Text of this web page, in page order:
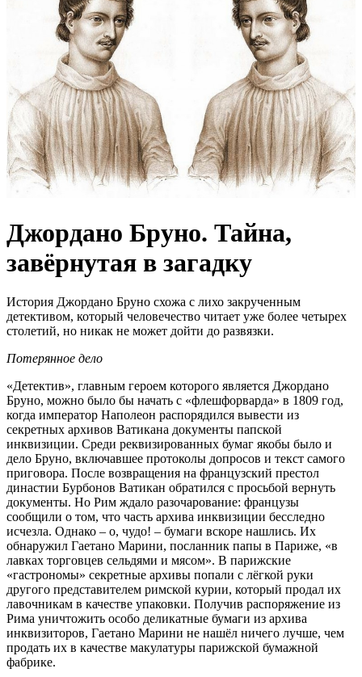
Джордано Бруно. Тайна,
завёрнутая в загадку
История Джордано Бруно схожа с лихо закрученным
детективом, который человечество читает уже более четырех
столетий, но никак не может дойти до развязки.
Потерянное дело
«Детектив», главным героем которого является Джордано
Бруно, можно было бы начать с «флешфорварда» в 1809 год,
когда император Наполеон распорядился вывести из
секретных архивов Ватикана документы папской
инквизиции. Среди реквизированных бумаг якобы было и
дело Бруно, включавшее протоколы допросов и текст самого
приговора. После возвращения на французский престол
династии Бурбонов Ватикан обратился с просьбой вернуть
документы. Но Рим ждало разочарование: французы
сообщили о том, что часть архива инквизиции бесследно
исчезла. Однако – о, чудо! – бумаги вскоре нашлись. Их
обнаружил Гаетано Марини, посланник папы в Париже, «в
лавках торговцев сельдями и мясом». В парижские
«гастрономы» секретные архивы попали с лёгкой руки
другого представителем римской курии, который продал их
лавочникам в качестве упаковки. Получив распоряжение из
Рима уничтожить особо деликатные бумаги из архива
инквизиторов, Гаетано Марини не нашёл ничего лучше, чем
продать их в качестве макулатуры парижской бумажной
фабрике.